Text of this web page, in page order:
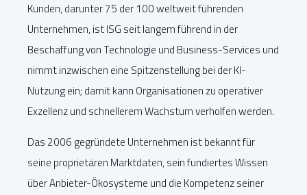
Kunden, darunter 75 der 100 weltweit führenden
Unternehmen, ist ISG seit langem führend in der
Beschaffung von Technologie und Business-Services und
nimmt inzwischen eine Spitzenstellung bei der KI-
Nutzung ein; damit kann Organisationen zu operativer
Exzellenz und schnellerem Wachstum verholfen werden.
Das 2006 gegründete Unternehmen ist bekannt für
seine proprietären Marktdaten, sein fundiertes Wissen
über Anbieter-Ökosysteme und die Kompetenz seiner